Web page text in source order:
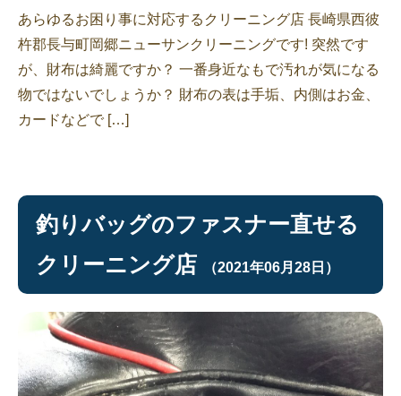
あらゆるお困り事に対応するクリーニング店 長崎県西彼
杵郡長与町岡郷ニューサンクリーニングです! 突然です
が、財布は綺麗ですか？ 一番身近なもで汚れが気になる
物ではないでしょうか？ 財布の表は手垢、内側はお金、
カードなどで […]
釣りバッグのファスナー直せる
クリーニング店
（2021年06月28日）